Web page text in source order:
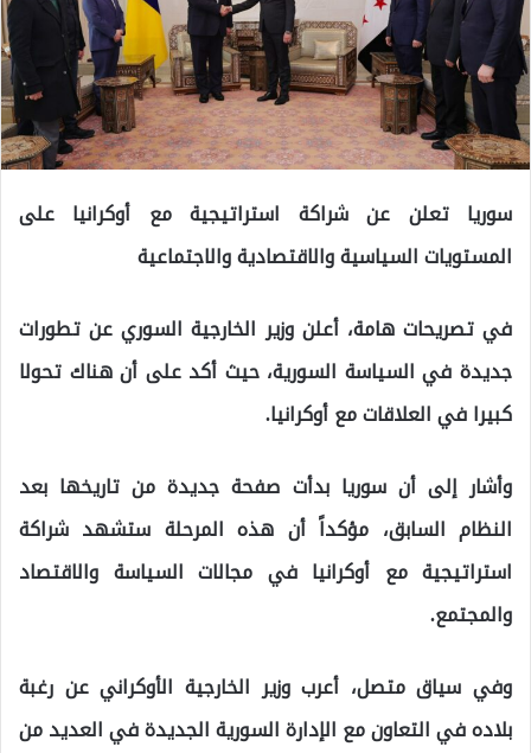
سوريا تعلن عن شراكة استراتيجية مع أوكرانيا على
المستويات السياسية والاقتصادية والاجتماعية
في تصريحات هامة، أعلن وزير الخارجية السوري عن تطورات
جديدة في السياسة السورية، حيث أكد على أن هناك تحولا
كبيرا في العلاقات مع أوكرانيا.
وأشار إلى أن سوريا بدأت صفحة جديدة من تاريخها بعد
النظام السابق، مؤكداً أن هذه المرحلة ستشهد شراكة
استراتيجية مع أوكرانيا في مجالات السياسة والاقتصاد
والمجتمع.
وفي سياق متصل، أعرب وزير الخارجية الأوكراني عن رغبة
بلاده في التعاون مع الإدارة السورية الجديدة في العديد من